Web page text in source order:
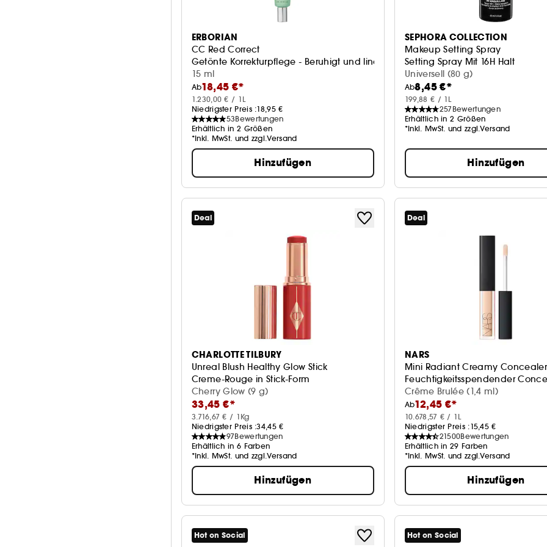
ERBORIAN
CC Red Correct
Getönte Korrekturpflege - Beruhigt und lindert Rötungen
15 ml
Ab18,45 €*
1.230,00 € / 1L
Niedrigster Preis :18,95 €
53Bewertungen
Erhältlich in 2 Größen
*Inkl. MwSt. und zzgl.Versand
Hinzufügen
SEPHORA COLLECTION
Makeup Setting Spray
Setting Spray Mit 16H Halt
Universell (80 g)
Ab8,45 €*
199,88 € / 1L
257 Bewertungen
Erhältlich in 2 Größen
*Inkl. MwSt. und zzgl.Versand
Hinzufügen
Deal
CHARLOTTE TILBURY
Unreal Blush Healthy Glow Stick
Creme-Rouge in Stick-Form
Cherry Glow (9 g)
33,45 €*
3.716,67 € / 1Kg
Niedrigster Preis :34,45 €
97Bewertungen
Erhältlich in 6 Farben
*Inkl. MwSt. und zzgl.Versand
Hinzufügen
Deal
NARS
Mini Radiant Creamy Concealer
Feuchtigkeitsspendender
Crême Brulée (1,4 ml)
Ab12,45 €*
10.678,57 € / 1L
Niedrigster Preis :15,45 €
21500Bewertungen
Erhältlich in 29 Farben
*Inkl. MwSt. und zzgl.Versand
Hinzufügen
Hot on Social Hot on Social